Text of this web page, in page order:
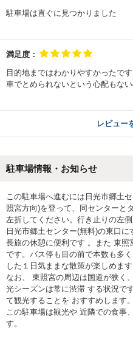
駐車場は直ぐに見つかりました
満足度：
目的地まではわかりやすかったで
車でとめられないという心配もな
レビュー
駐車場情報・お知らせ
この駐車場へ進むには日光市郷土
照宮方向)を登って、同センターと
左折してください。行き止りの左側
日光市郷土センター(無料)の東口
長旅の休憩に便利です 。また 東
です。バス停も目の前で本数も多
した１日気ままな散策が楽しめます
なお、 東照宮の周辺は国道が狭く
光シーズンは常に渋滞 する状況で
て観光することを おすすめします。
この駐車場は観光や 近隣での食事
す。